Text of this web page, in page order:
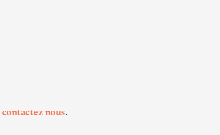
contactez nous.